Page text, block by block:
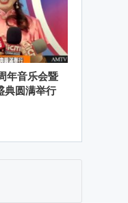
年音乐会暨
典圆满举行